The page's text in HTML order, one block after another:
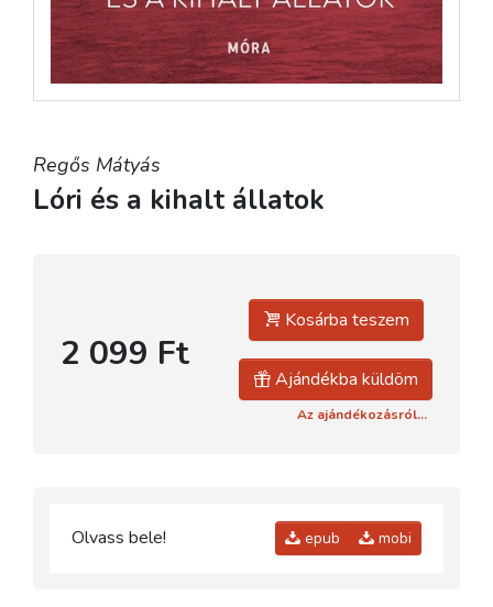
Regős Mátyás
Lóri és a kihalt állatok
2 099 Ft
Kosárba teszem
Ajándékba küldöm
Az ajándékozásról...
Olvass bele! epub mobi